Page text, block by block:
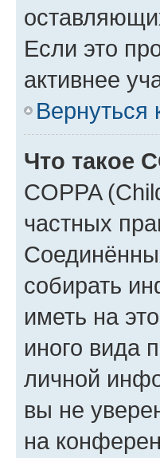
Если это
активнее
Вернуться
Что такое
COPPA
частных
собирать
иметь на
иного вида
личной
вы не
на